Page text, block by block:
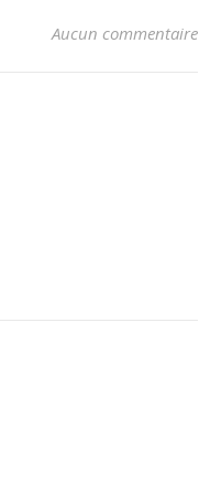
Aucun commentaire